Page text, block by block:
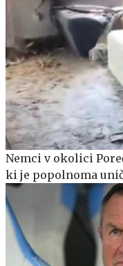
Nemci v okolici
ki je popolnoma